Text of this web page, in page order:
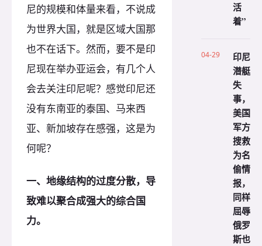
尼的规模和体量来看，不说成
为世界大国，就是区域大国那
也不在话下。然而，要不是印
尼现在举办亚运会，有几个人
会去关注印尼呢？感觉印尼还
没有东南亚的泰国、马来西
亚、新加坡存在感强，这是为
何呢？
一、地缘结构的过度分散，导
致难以聚合成强大的综合国
力。
活
着”
04-29
印尼
潜艇
失
事，
美国
军方
搜救
为名
偷情
报，
同样
屈辱
俄罗
斯也